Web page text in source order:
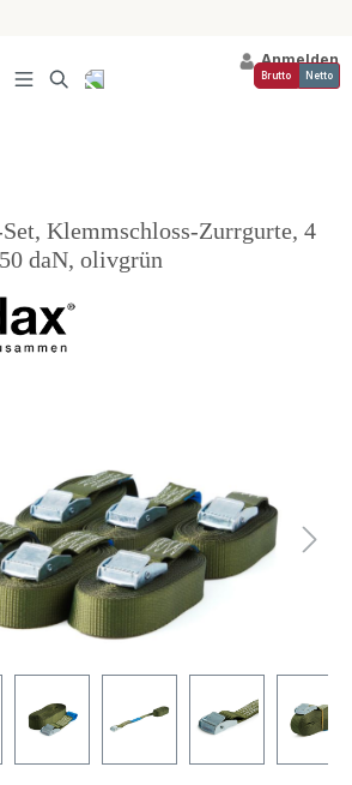
Anmelden
Brutto Netto
Klemmschloss-Zurrgurte, 4
daN, olivgrün